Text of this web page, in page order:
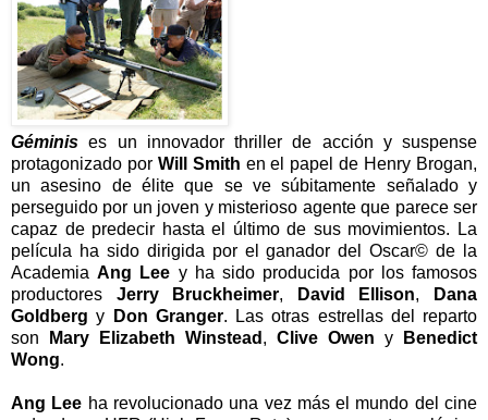
Géminises un innovador thriller de acción y suspense
protagonizado por Will Smith en el papel de Henry Brogan,
un asesino de élite que se ve súbitamente señalado y
perseguido por un joven y misterioso agente que parece ser
capaz de predecir hasta el último de sus movimientos. La
película ha sido dirigida por el ganador del Oscar© de la
AcademiaAng Lee y ha sido producida por los famosos
productores Jerry Bruckheimer, David Ellison,
Dana
Goldberg y Don Granger. Las otras estrellas del reparto
son
Mary Elizabeth Winstead , Clive Owen y
Benedict
Wong.
Ang Lee ha revolucionado una vez más el mundo del cine